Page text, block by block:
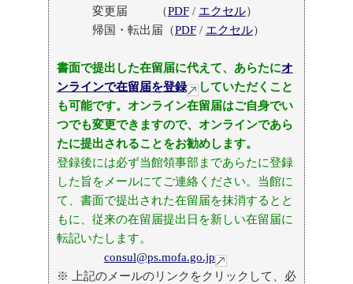
変更届 （PDF/ エクセル）
帰国・転出届（PDF/ エクセル）
書面で提出した在留届に代えて、あらたにオ
ンラインで在留届を登録
していただくこと
も可能です。オンライン在留届はご自身でい
つでも変更できますので、オンラインであら
たに提出されることをお勧めします。
登録後には必ず当館領事部まであらたに登録
した旨をメールにてご連絡ください。当館に
て、書面で提出された在留届を抹消するとと
もに、従来の在留届提出日を新しい在留届に
転記いたします。
consul@ps.mofa.go.jp
※ 上記のメールのリンクをクリックして、必